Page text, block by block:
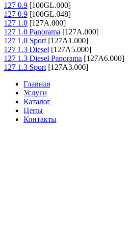
127 0.9 [100GL.000]
127 0.9 [100GL.048]
127 1.0 [127A.000]
127 1.0 Panorama [127A.000]
127 1.0 Sport [127A1.000]
127 1.3 Diesel [127A5.000]
127 1.3 Diesel Panorama [127A6.000]
127 1.3 Sport [127A3.000]
Главная
Услуги
Каталог
Цены
Контакты